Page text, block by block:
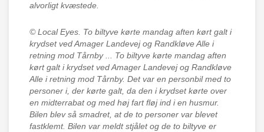
alvorligt kvæstede.
© Local Eyes. To biltyve kørte mandag aften kørt galt i
krydset ved Amager Landevej og Randkløve Alle i
retning mod Tårnby ... To biltyve kørte mandag aften
kørt galt i krydset ved Amager Landevej og Randkløve
Alle i retning mod Tårnby. Det var en personbil med to
personer i, der kørte galt, da den i krydset kørte over
en midterrabat og med høj fart fløj ind i en husmur.
Bilen blev så smadret, at de to personer var blevet
fastklemt. Bilen var meldt stjålet og de to biltyve er